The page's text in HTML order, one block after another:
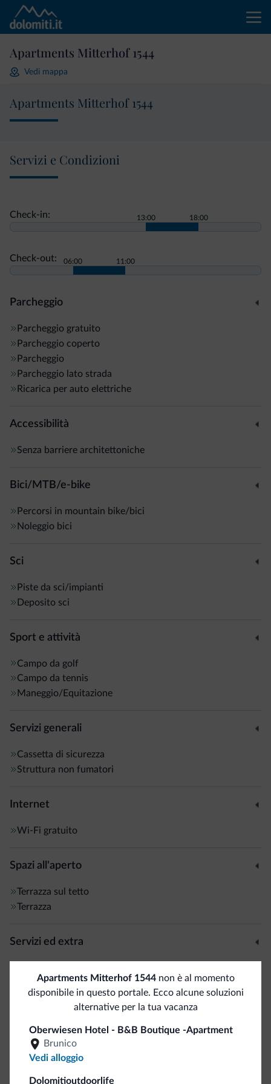
Apartments Mitterhof 1544
Vedi mappa
Apartments Mitterhof 1544
Servizi e Condizioni
Check-in: 13:00 18:00
Check-out: 06:00 11:00
Parcheggio
Parcheggio gratuito
Parcheggio coperto
Parcheggio
Parcheggio lato strada
Ricarica per auto elettriche
Accessibilità
Senza barriere architettoniche
Bici/MTB/e-bike
Percorsi in mountain bike/bici
Noleggio bici
Sci
Piste da sci/impianti
Deposito sci
Sport e attività
Campo da golf
Campo da tennis
Maneggio/Equitazione
Servizi generali
Cassetta di sicurezza
Struttura non fumatori
Internet
Wi-Fi gratuito
Spazi all'aperto
Terrazza sul tetto
Terrazza
Servizi ed extra
Accoglienza e reception
Express check in
Servizi di pulizia
Apartments Mitterhof 1544non è al momento
disponibile in questo portale. Ecco alcune soluzioni
alternative per la tua vacanza
Oberwiesen Hotel - B&B Boutique -Apartment
Brunico
Vedi alloggio
Dolomitioutdoorlife